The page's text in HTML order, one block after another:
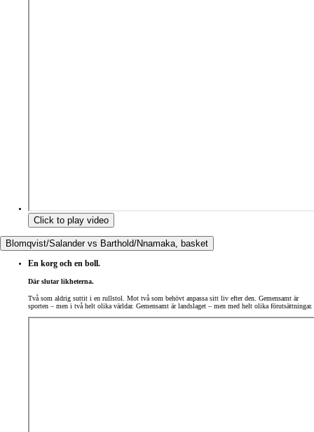
Click to play video
Blomqvist/Salander vs Barthold/Nnamaka, basket
En korg och en boll.
Där slutar likheterna.
Två som aldrig suttit i en rullstol. Mot två som behövt anpassa sitt liv efter den. Gemensamt är
sporten – men i två helt olika världar. Gemensamt är landslaget – men med helt olika förutsättningar.